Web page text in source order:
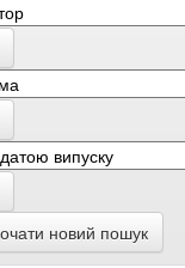
новий пошук